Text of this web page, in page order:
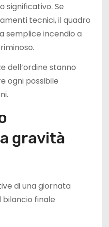
significativo. Se
tecnici, il quadro
semplice incendio a
dell’ordine stanno
ogni possibile
gravità
di una giornata
bilancio finale